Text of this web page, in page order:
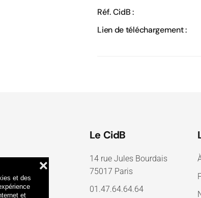
et des
et
❌
Réf. CidB :
Lien de téléchargement :
Le CidB
14 rue Jules Bourdais
75017 Paris
01.47.64.64.64